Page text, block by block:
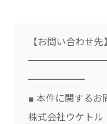
【お問い合わせ先】
━━━━━━
■ 本件に関するお
株式会社ウケト